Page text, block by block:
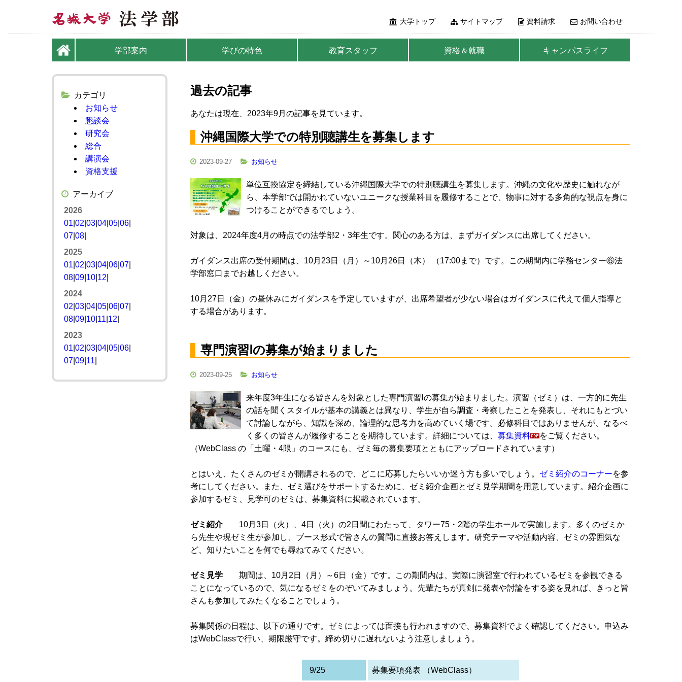
大学トップ サイトマップ 資料請求 お問い合わせ
学部案内 学びの特色 教育スタッフ 資格＆就職 キャンパスライフ
過去の記事
あなたは現在、2023年9月の記事を見ています。
沖縄国際大学での特別聴講生を募集します
2023-09-27 お知らせ
単位互換協定を締結している沖縄国際大学での特別聴講生を募集します。沖縄の文化や歴史に触れなが
ら、本学部では開かれていないユニークな授業科目を履修することで、物事に対する多角的な視点を身に
つけることができるでしょう。
対象は、2024年度4月の時点での法学部2・3年生です。関心のある方は、まずガイダンスに出席してください。
ガイダンス出席の受付期間は、10月23日（月）～10月26日（木） （17:00まで）です。この期間内に学務センター⑥法
学部窓口までお越しください。
10月27日（金）の昼休みにガイダンスを予定していますが、出席希望者が少ない場合はガイダンスに代えて個人指導と
する場合があります。
専門演習Ⅰの募集が始まりました
2023-09-25 お知らせ
来年度3年生になる皆さんを対象とした専門演習Ⅰの募集が始まりました。演習（ゼミ）は、一方的に先生
の話を聞くスタイルが基本の講義とは異なり、学生が自ら調査・考察したことを発表し、それにもとづい
て討論しながら、知識を深め、論理的な思考力を高めていく場です。必修科目ではありませんが、なるべ
く多くの皆さんが履修することを期待しています。詳細については、 募集資料
をご覧ください。
（WebClass の「土曜・4限」のコースにも、ゼミ毎の募集要項とともにアップロードされています）
とはいえ、たくさんのゼミが開講されるので、どこに応募したらいいか迷う方も多いでしょう。 ゼミ紹介のコーナーを参
考にしてください。また、ゼミ選びをサポートするために、ゼミ紹介企画とゼミ見学期間を用意しています。紹介企画に
参加するゼミ、見学可のゼミは、募集資料に掲載されています。
ゼミ紹介10月3日（火）、4日（火）の2日間にわたって、タワー75・2階の学生ホールで実施します。多くのゼミか
ら先生や現ゼミ生が参加し、ブース形式で皆さんの質問に直接お答えします。研究テーマや活動内容、ゼミの雰囲気な
ど、知りたいことを何でも尋ねてみてください。
ゼミ見学 期間は、10月2日（月）～6日（金）です。この期間内は、実際に演習室で行われているゼミを参観できる
ことになっているので、気になるゼミをのぞいてみましょう。先輩たちが真剣に発表や討論をする姿を見れば、きっと皆
さんも参加してみたくなることでしょう。
募集関係の日程は、以下の通りです。ゼミによっては面接も行われますので、募集資料でよく確認してください。申込み
はWebClassで行い、期限厳守です。締め切りに遅れないよう注意しましょう。
9/25 募集要項発表 （WebClass）
カテゴリ
お知らせ
懇談会
研究会
総合
講演会
資格支援
アーカイブ
2026
01 02 03 04 05 06
07 08
2025
01 02 03 04 06 07
08 09 10 12
2024
02 03 04 05 06 07
08 09 10 11 12
2023
01 02 03 04 05 06
07 09 11